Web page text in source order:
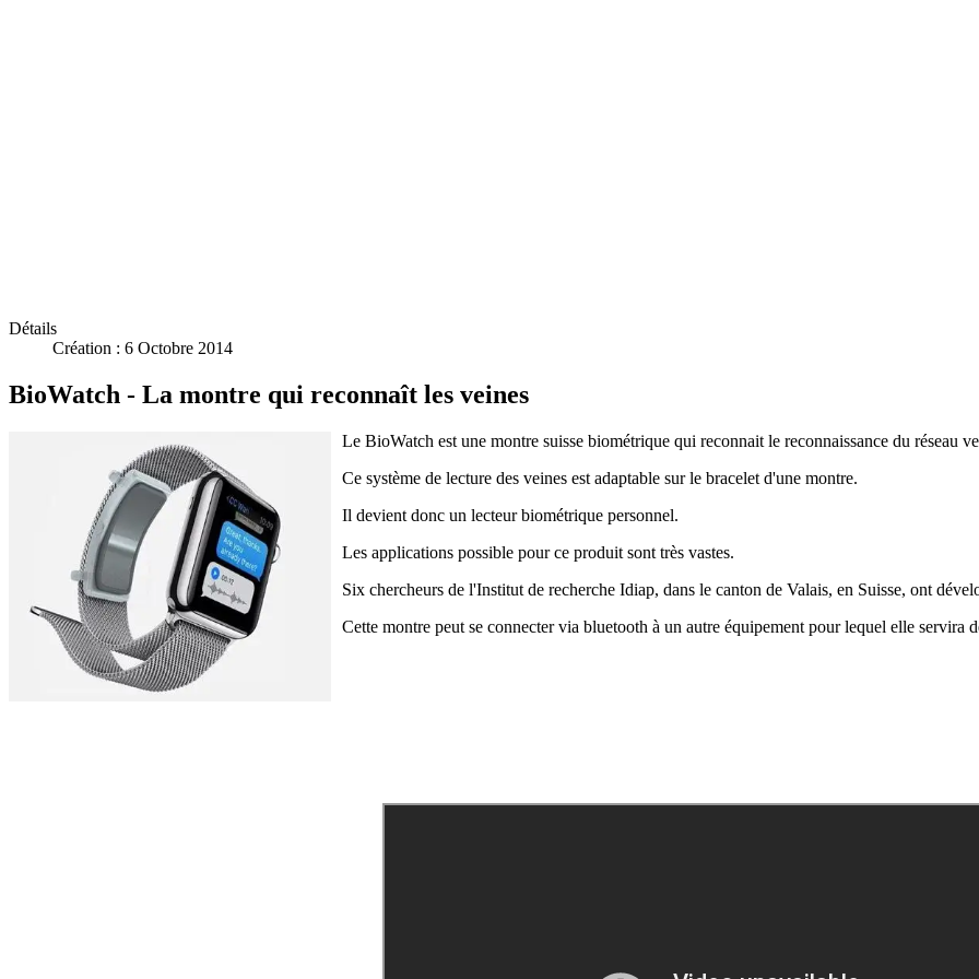
Détails
Création : 6 Octobre 2014
BioWatch - La montre qui reconnaît les veines
Le BioWatch est une montre suisse biométrique qui reconnait le reconnaissance du réseau
Ce système de lecture des veines est adaptable sur le bracelet d'une montre.
Il devient donc un lecteur biométrique personnel.
Les applications possible pour ce produit sont très vastes.
Six chercheurs de l'Institut de recherche Idiap, dans le canton de Valais, en Suisse, ont
Cette montre peut se connecter via bluetooth à un autre équipement pour lequel elle servira